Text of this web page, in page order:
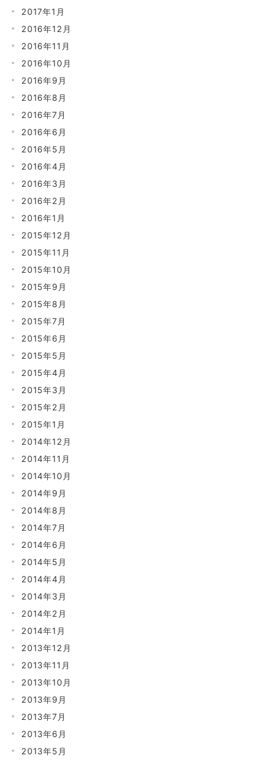
2017年1月
2016年12月
2016年11月
2016年10月
2016年9月
2016年8月
2016年7月
2016年6月
2016年5月
2016年4月
2016年3月
2016年2月
2016年1月
2015年12月
2015年11月
2015年10月
2015年9月
2015年8月
2015年7月
2015年6月
2015年5月
2015年4月
2015年3月
2015年2月
2015年1月
2014年12月
2014年11月
2014年10月
2014年9月
2014年8月
2014年7月
2014年6月
2014年5月
2014年4月
2014年3月
2014年2月
2014年1月
2013年12月
2013年11月
2013年10月
2013年9月
2013年7月
2013年6月
2013年5月